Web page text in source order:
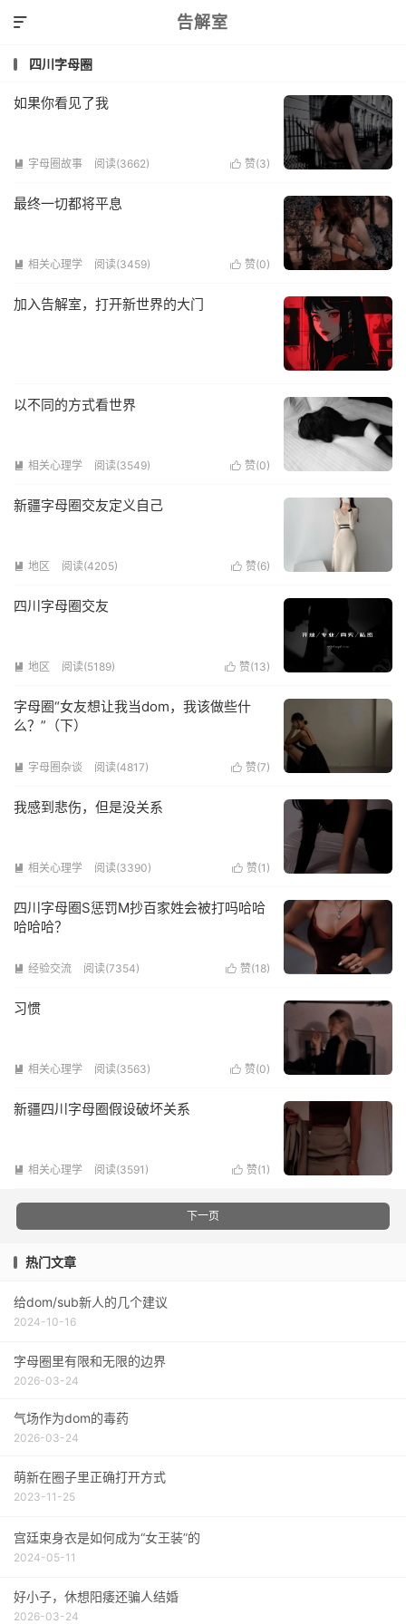
告解室

四川字母圈
如果你看见了我
 赞(3)
 字母圈故事 阅读(3662)
最终一切都将平息
 赞(0)
 相关心理学 阅读(3459)
加入告解室，打开新世界的大门
以不同的方式看世界
 赞(0)
 相关心理学 阅读(3549)
新疆字母圈交友定义自己
 赞(6)
 地区 阅读(4205)
四川字母圈交友
 赞(13)
 地区 阅读(5189)
字母圈“女友想让我当dom，我该做些什
么？”（下）
 赞(7)
 字母圈杂谈 阅读(4817)
我感到悲伤，但是没关系
 赞(1 )
 相关心理学 阅读(3390)
四川字母圈S惩罚M抄百家姓会被打吗哈哈
哈哈哈？
 赞(18)
 经验交流 阅读(7354)
习惯
 赞(0)
 相关心理学 阅读(3563)
新疆四川字母圈假设破坏关系
 赞(1 )
 相关心理学 阅读(3591)
下一页
热门文章
给dom/sub新人的几个建议
2024-10-16
字母圈里有限和无限的边界
2026-03-24
气场作为dom的毒药
2026-03-24
萌新在圈子里正确打开方式
2023-11-25
宫廷束身衣是如何成为“女王装”的
2024-05-11
好小子，休想阳痿还骗人结婚
2026-03-24